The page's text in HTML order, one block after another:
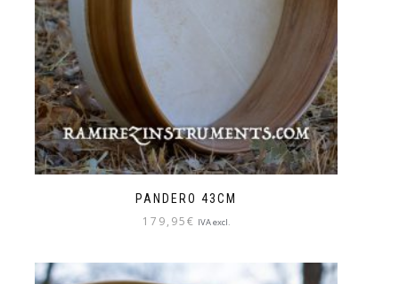
PANDERO 43CM
179,95€ IVA excl.